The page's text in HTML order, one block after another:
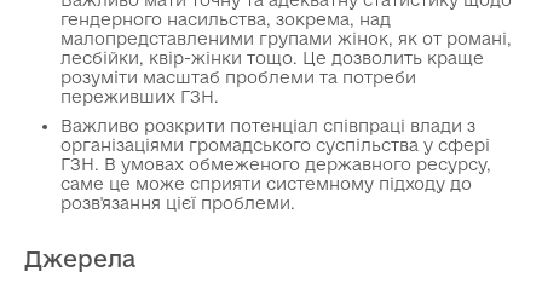
гендерного насильства, зокрема, над
малопредставленими групами жінок, як от романі,
лесбійки, квір-жінки тощо. Це дозволить краще
розуміти масштаб проблеми та потреби
переживших ГЗН.
Важливо розкрити потенціал співпраці влади з
організаціями громадського суспільства у сфері
ГЗН. В умовах обмеженого державного ресурсу,
саме це може сприяти системному підходу до
розв'язання цієї проблеми.
Джерела